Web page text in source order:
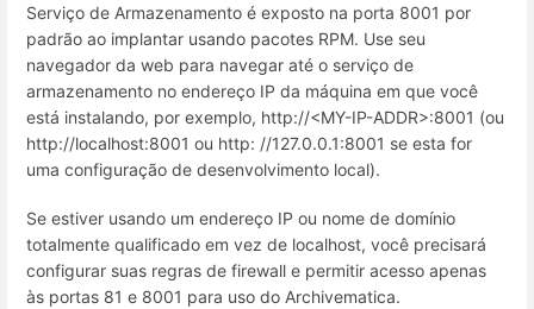
Serviço de Armazenamento é exposto na porta 8001 por
padrão ao implantar usando pacotes RPM. Use seu
navegador da web para navegar até o serviço de
armazenamento no endereço IP da máquina em que você
está instalando, por exemplo, http://<MY-IP-ADDR>:8001 (ou
http://localhost:8001 ou http: //127.0.0.1:8001 se esta for
uma configuração de desenvolvimento local).
Se estiver usando um endereço IP ou nome de domínio
totalmente qualificado em vez de localhost, você precisará
configurar suas regras de firewall e permitir acesso apenas
às portas 81 e 8001 para uso do Archivematica.